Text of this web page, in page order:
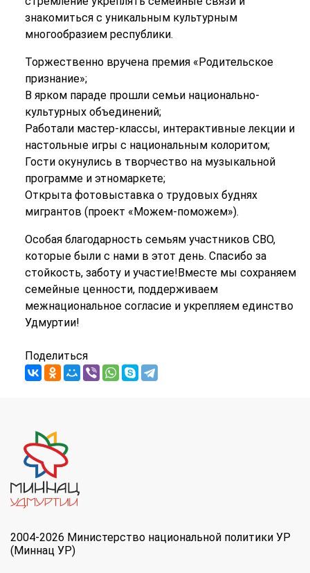
знакомиться с уникальным культурным
многообразием республики.
Торжественно вручена премия «Родительское
признание»;
В ярком параде прошли семьи национально-
культурных объединений;
Работали мастер-классы, интерактивные лекции и
настольные игры с национальным колоритом;
Гости окунулись в творчество на музыкальной
программе и этномаркете;
Открыта фотовыставка о трудовых буднях
мигрантов (проект «Можем-поможем»).
Особая благодарность семьям участников СВО,
которые были с нами в этот день. Спасибо за
стойкость, заботу и участие!Вместе мы сохраняем
семейные ценности, поддерживаем
межнациональное согласие и укрепляем единство
Удмуртии!
Поделиться
2004-2026 Министерство национальной политики УР
(Миннац УР)